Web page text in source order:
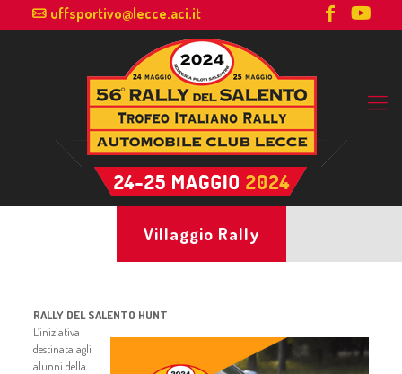
uffsportivo@lecce.aci.it
Villaggio Rally
RALLY DEL SALENTO HUNT
L’iniziativa
destinata agli
alunni della